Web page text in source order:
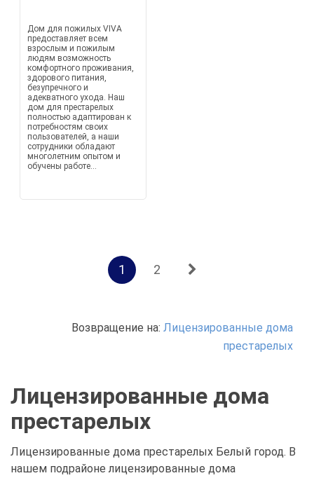
Дом для пожилых VIVA
предоставляет всем
взрослым и пожилым
людям возможность
комфортного проживания,
здорового питания,
безупречного и
адекватного ухода. Наш
дом для престарелых
полностью адаптирован к
потребностям своих
пользователей, а наши
сотрудники обладают
многолетним опытом и
обучены работе...
1 2
Возвращение на: Лицензированные дома
престарелых
Лицензированные дома
престарелых
Лицензированные дома престарелых Белый город. В
нашем подрайоне лицензированные дома